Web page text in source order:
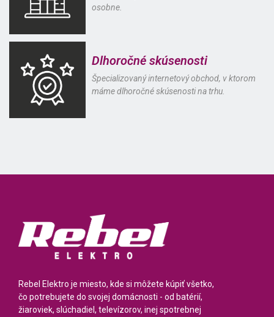
osobne.
Dlhoročné skúsenosti
Špecializovaný internetový obchod, v ktorom
máme dlhoročné skúsenosti na trhu.
Rebel Elektro je miesto, kde si môžete kúpiť všetko,
čo potrebujete do svojej domácnosti - od batérií,
žiaroviek, slúchadiel, televízorov, inej spotrebnej